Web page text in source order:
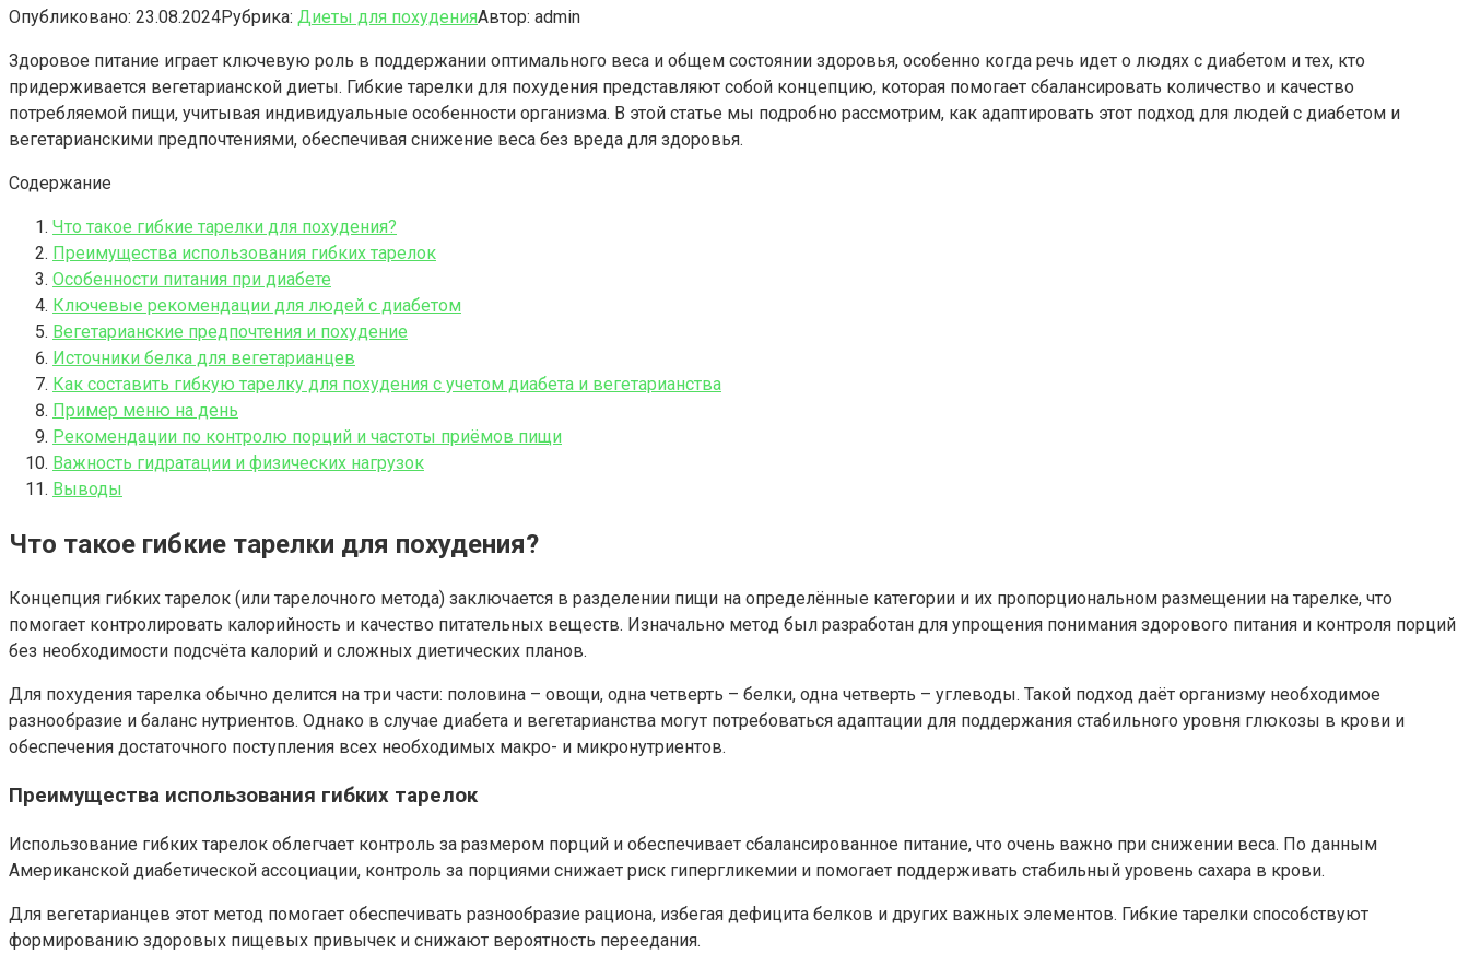
Опубликовано: 23.08.2024Рубрика: Диеты для похуденияАвтор: admin
Здоровое питание играет ключевую роль в поддержании оптимального веса и общем состоянии здоровья, особенно когда речь идет о людях с диабетом и тех, кто
придерживается вегетарианской диеты. Гибкие тарелки для похудения представляют собой концепцию, которая помогает сбалансировать количество и качество
потребляемой пищи, учитывая индивидуальные особенности организма. В этой статье мы подробно рассмотрим, как адаптировать этот подход для людей с диабетом и
вегетарианскими предпочтениями, обеспечивая снижение веса без вреда для здоровья.
Содержание
Что такое гибкие тарелки для похудения?
Преимущества использования гибких тарелок
Особенности питания при диабете
Ключевые рекомендации для людей с диабетом
Вегетарианские предпочтения и похудение
Источники белка для вегетарианцев
Как составить гибкую тарелку для похудения с учетом диабета и вегетарианства
Пример меню на день
Рекомендации по контролю порций и частоты приёмов пищи
Важность гидратации и физических нагрузок
Выводы
Что такое гибкие тарелки для похудения?
Концепция гибких тарелок (или тарелочного метода) заключается в разделении пищи на определённые категории и их пропорциональном размещении на тарелке, что
помогает контролировать калорийность и качество питательных веществ. Изначально метод был разработан для упрощения понимания здорового питания и контроля порций
без необходимости подсчёта калорий и сложных диетических планов.
Для похудения тарелка обычно делится на три части: половина – овощи, одна четверть – белки, одна четверть – углеводы. Такой подход даёт организму необходимое
разнообразие и баланс нутриентов. Однако в случае диабета и вегетарианства могут потребоваться адаптации для поддержания стабильного уровня глюкозы в крови и
обеспечения достаточного поступления всех необходимых макро- и микронутриентов.
Преимущества использования гибких тарелок
Использование гибких тарелок облегчает контроль за размером порций и обеспечивает сбалансированное питание, что очень важно при снижении веса. По данным
Американской диабетической ассоциации, контроль за порциями снижает риск гипергликемии и помогает поддерживать стабильный уровень сахара в крови.
Для вегетарианцев этот метод помогает обеспечивать разнообразие рациона, избегая дефицита белков и других важных элементов. Гибкие тарелки способствуют
формированию здоровых пищевых привычек и снижают вероятность переедания.